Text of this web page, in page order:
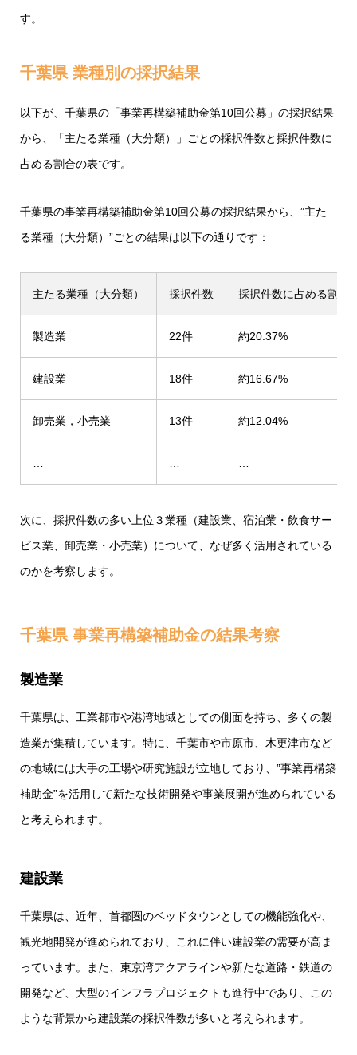
す。
千葉県 業種別の採択結果
以下が、千葉県の「事業再構築補助金第10回公募」の採択結果
から、「主たる業種（大分類）」ごとの採択件数と採択件数に
占める割合の表です。
千葉県の事業再構築補助金第10回公募の採択結果から、”主た
る業種（大分類）”ごとの結果は以下の通りです：
主たる業種（大分類） 採択件数 採択件数に占める割合
製造業 22件 約20.37%
建設業 18件 約16.67%
卸売業，小売業 13件 約12.04%
次に、採択件数の多い上位３業種（建設業、宿泊業・飲食サー
ビス業、卸売業・小売業）について、なぜ多く活用されている
のかを考察します。
千葉県 事業再構築補助金の結果考察
製造業
千葉県は、工業都市や港湾地域としての側面を持ち、多くの製
造業が集積しています。特に、千葉市や市原市、木更津市など
の地域には大手の工場や研究施設が立地しており、”事業再構築
補助金”を活用して新たな技術開発や事業展開が進められている
と考えられます。
建設業
千葉県は、近年、首都圏のベッドタウンとしての機能強化や、
観光地開発が進められており、これに伴い建設業の需要が高ま
っています。また、東京湾アクアラインや新たな道路・鉄道の
開発など、大型のインフラプロジェクトも進行中であり、この
ような背景から建設業の採択件数が多いと考えられます。